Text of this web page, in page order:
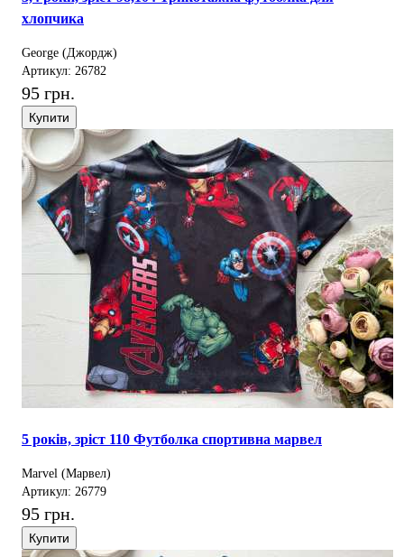
хлопчика
George (Джордж)
Артикул: 26782
95 грн.
Купити
5 років, зріст 110 Футболка спортивна марвел
Marvel (Марвел)
Артикул: 26779
95 грн.
Купити